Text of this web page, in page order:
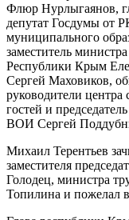
Флюр Нурлыгаянов,
депутат Госдумы от
муниципального
заместитель
Республики Крым
Сергей Маховиков,
руководители
гостей и
ВОИ Сергей
Михаил Терентьев
заместителя
Голодец, министра
Топилина и пожелал